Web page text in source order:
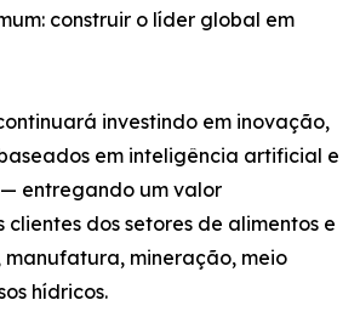
construir o líder global em
investindo em inovação,
em inteligência artificial e
entregando um valor
dos setores de alimentos e
manufatura, mineração, meio
hídricos.